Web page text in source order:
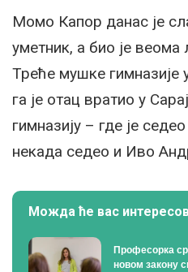
Момо Капор данас је
уметник, а био је
Треће мушке гимназије
га је отац вратио у
гимназију – где је седео
некада седео и Иво
Можда ће вас
Професорка
новом закону